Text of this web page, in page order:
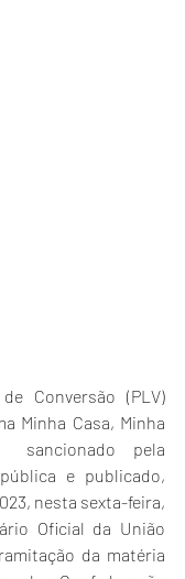
Conversão (PLV)
Minha Casa, Minha
sancionado pela
e publicado,
, nesta sexta-feira,
Oficial da União
da matéria